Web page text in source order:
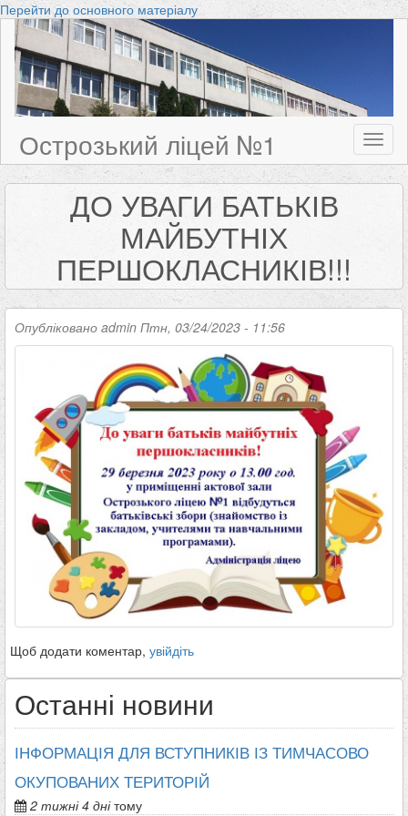
Перейти до основного матеріалу
Острозький ліцей №1
ДО УВАГИ БАТЬКІВ
МАЙБУТНІХ
ПЕРШОКЛАСНИКІВ!!!
Опубліковано admin Птн, 03/24/2023 - 11:56
Щоб додати коментар, увійдіть
Останні новини
ІНФОРМАЦІЯ ДЛЯ ВСТУПНИКІВ ІЗ ТИМЧАСОВО
ОКУПОВАНИХ ТЕРИТОРІЙ
2 тижні 4 днітому